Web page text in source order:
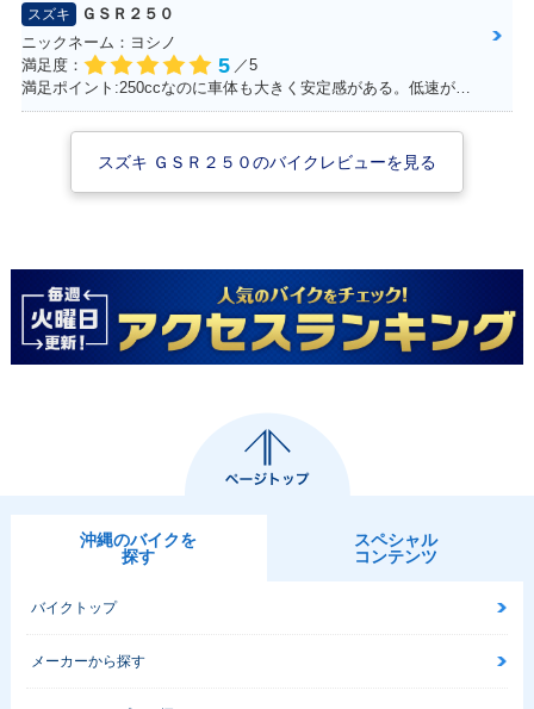
スズキ
ＧＳＲ２５０
ニックネーム：ヨシノ
満足度：
5 ／5
満足ポイント:250ccなのに車体も大きく安定感がある。低速が強いのエンスト知らず。
スズキ ＧＳＲ２５０のバイクレビューを見る
沖縄のバイクを
探す
スペシャル
コンテンツ
バイクトップ
メーカーから探す